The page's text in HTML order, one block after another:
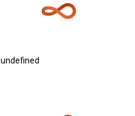
undefined